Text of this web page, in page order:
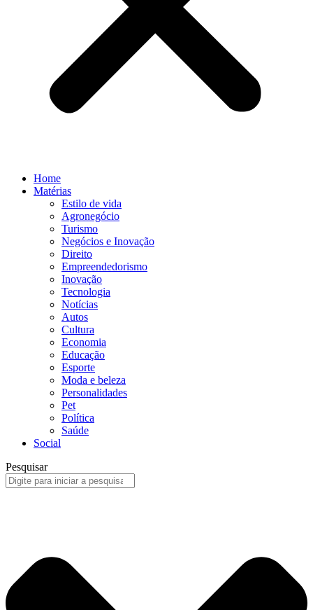
Home
Matérias
Estilo de vida
Agronegócio
Turismo
Negócios e Inovação
Direito
Empreendedorismo
Inovação
Tecnologia
Notícias
Autos
Cultura
Economia
Educação
Esporte
Moda e beleza
Personalidades
Pet
Política
Saúde
Social
Pesquisar